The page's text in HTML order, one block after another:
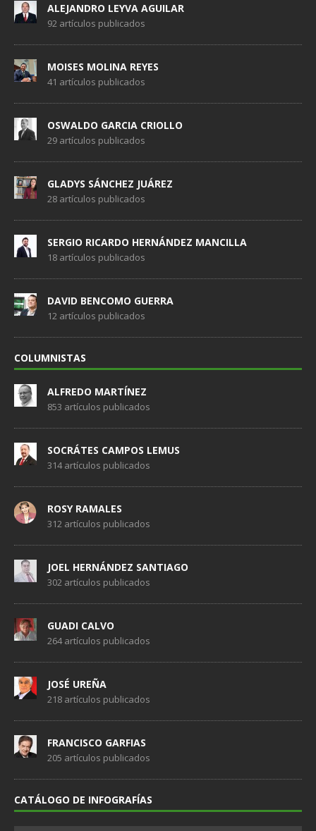
ALEJANDRO LEYVA AGUILAR
92 artículos publicados
MOISES MOLINA REYES
41 artículos publicados
OSWALDO GARCIA CRIOLLO
29 artículos publicados
GLADYS SÁNCHEZ JUÁREZ
28 artículos publicados
SERGIO RICARDO HERNÁNDEZ MANCILLA
18 artículos publicados
DAVID BENCOMO GUERRA
12 artículos publicados
COLUMNISTAS
ALFREDO MARTÍNEZ
853 artículos publicados
SOCRÁTES CAMPOS LEMUS
314 artículos publicados
ROSY RAMALES
312 artículos publicados
JOEL HERNÁNDEZ SANTIAGO
302 artículos publicados
GUADI CALVO
264 artículos publicados
JOSÉ UREÑA
218 artículos publicados
FRANCISCO GARFIAS
205 artículos publicados
CATÁLOGO DE INFOGRAFÍAS